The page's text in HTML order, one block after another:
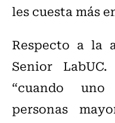
les cuesta más
Respecto a la
Senior
“cuando
personas